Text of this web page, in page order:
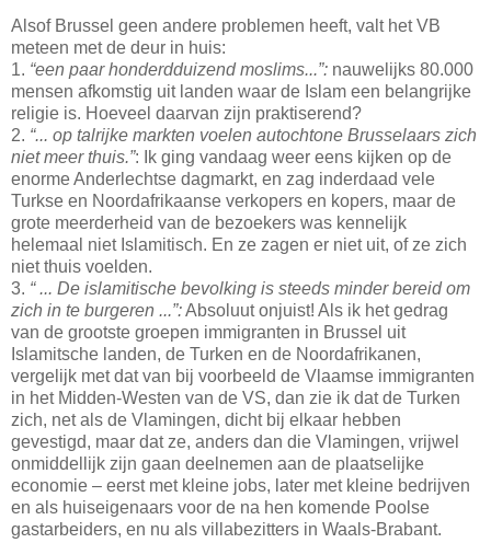
Alsof Brussel geen andere problemen heeft, valt het VB
meteen met de deur in huis:
1. “een paar honderdduizend moslims...”: nauwelijks 80.000
mensen afkomstig uit landen waar de Islam een belangrijke
religie is. Hoeveel daarvan zijn praktiserend?
2. “... op talrijke markten voelen autochtone Brusselaars zich
niet meer thuis.”: Ik ging vandaag weer eens kijken op de
enorme Anderlechtse dagmarkt, en zag inderdaad vele
Turkse en Noordafrikaanse verkopers en kopers, maar de
grote meerderheid van de bezoekers was kennelijk
helemaal niet Islamitisch. En ze zagen er niet uit, of ze zich
niet thuis voelden.
3. “ ... De islamitische bevolking is steeds minder bereid om
zich in te burgeren ...”:Absoluut onjuist! Als ik het gedrag
van de grootste groepen immigranten in Brussel uit
Islamitsche landen, de Turken en de Noordafrikanen,
vergelijk met dat van bij voorbeeld de Vlaamse immigranten
in het Midden-Westen van de VS, dan zie ik dat de Turken
zich, net als de Vlamingen, dicht bij elkaar hebben
gevestigd, maar dat ze, anders dan die Vlamingen, vrijwel
onmiddellijk zijn gaan deelnemen aan de plaatselijke
economie – eerst met kleine jobs, later met kleine bedrijven
en als huiseigenaars voor de na hen komende Poolse
gastarbeiders, en nu als villabezitters in Waals-Brabant.